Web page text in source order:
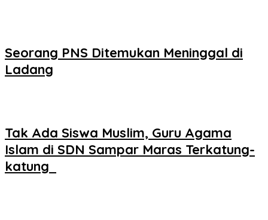
Seorang PNS Ditemukan Meninggal di
Ladang
Tak Ada Siswa Muslim, Guru Agama
Islam di SDN Sampar Maras Terkatung-
katung ‎